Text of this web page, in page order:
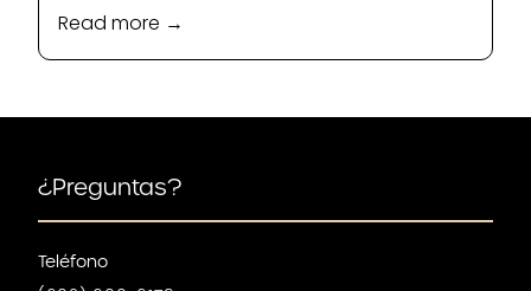
Read more →
¿Preguntas?
Teléfono